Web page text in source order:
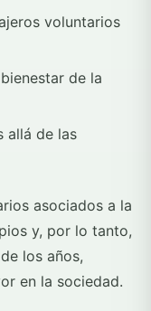
voluntarios
de la
allá de las
asociados a la
y, por lo tanto,
los años,
en la sociedad.